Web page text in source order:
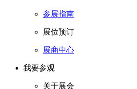
参展指南
展位预订
展商中心
我要参观
关于展会